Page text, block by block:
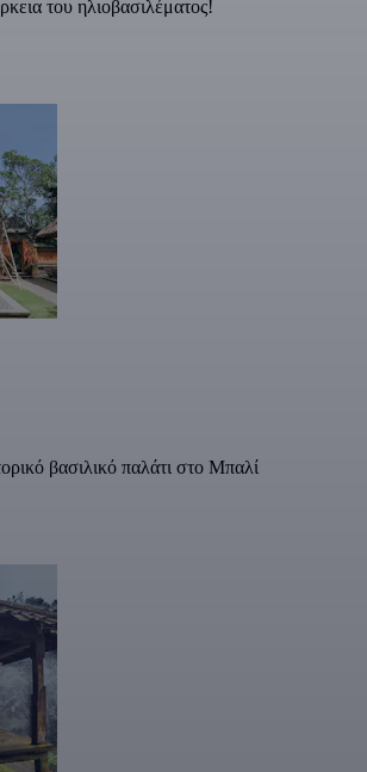
του ηλιοβασιλέματος!
βασιλικό παλάτι στο Μπαλί